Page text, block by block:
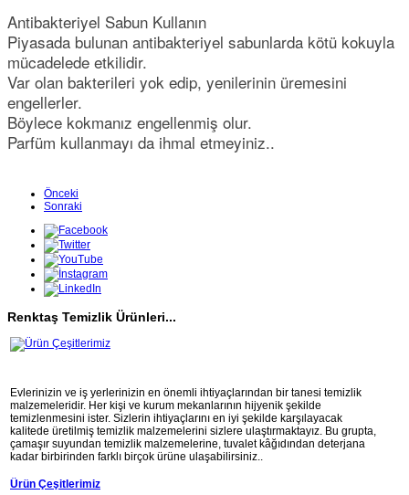
Antibakteriyel Sabun Kullanın
Piyasada bulunan antibakteriyel sabunlarda kötü kokuyla
mücadelede etkilidir.
Var olan bakterileri yok edip, yenilerinin üremesini
engellerler.
Böylece kokmanız engellenmiş olur.
Parfüm kullanmayı da ihmal etmeyiniz..
Önceki
Sonraki
Renktaş Temizlik Ürünleri...
Evlerinizin ve iş yerlerinizin en önemli ihtiyaçlarından bir tanesi temizlik
malzemeleridir. Her kişi ve kurum mekanlarının hijyenik şekilde
temizlenmesini ister. Sizlerin ihtiyaçlarını en iyi şekilde karşılayacak
kalitede üretilmiş temizlik malzemelerini sizlere ulaştırmaktayız. Bu grupta,
çamaşır suyundan temizlik malzemelerine, tuvalet kâğıdından deterjana
kadar birbirinden farklı birçok ürüne ulaşabilirsiniz..
Ürün Çeşitlerimiz